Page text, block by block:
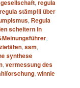
,regula
regula stämpfli über
, Regula
scheitern in
,
,ssm,
synthese
,vermessung des
,winnie